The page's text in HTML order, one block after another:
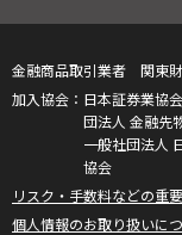
金融商品取引業者 関東
日本証券業協
団法人 金融先
一般社団法人
協会
リスク・手数料などの重
個人情報のお取り扱いに